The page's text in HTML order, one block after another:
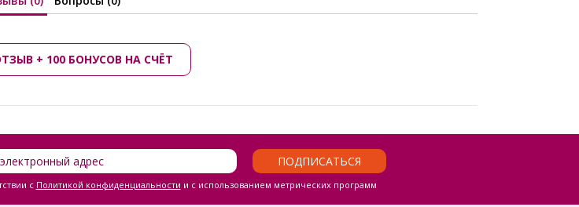
+ 100 БОНУСОВ НА СЧЁТ
ПОДПИСАТЬСЯ
с Политикой конфиденциальности и с использованием метрических программ